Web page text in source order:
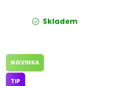
Skladem
NOVINKA
TIP